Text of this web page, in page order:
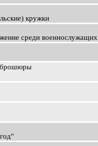
кружки
среди военнослужащих
брошюры